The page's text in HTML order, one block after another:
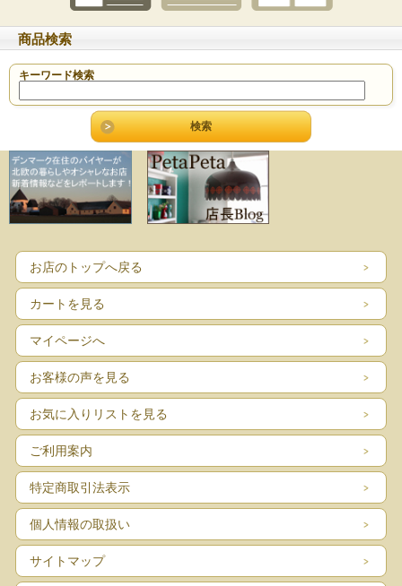
商品検索
キーワード検索
お店のトップへ戻る
カートを見る
マイページへ
お客様の声を見る
お気に入りリストを見る
ご利用案内
特定商取引法表示
個人情報の取扱い
サイトマップ